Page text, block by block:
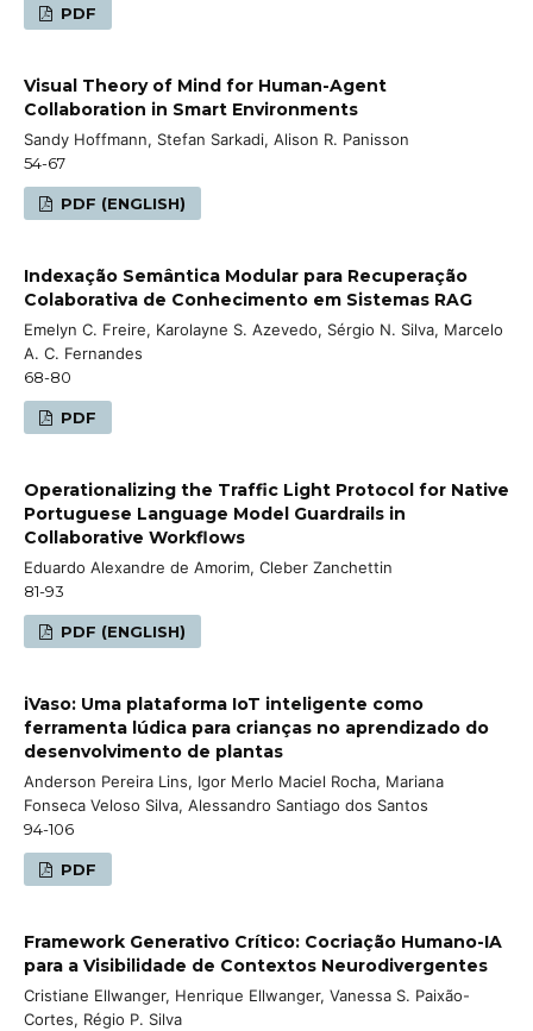
PDF
Visual Theory of Mind for Human-Agent
Collaboration in Smart Environments
Sandy Hoffmann, Stefan Sarkadi, Alison R. Panisson
54-67
PDF (ENGLISH)
Indexação Semântica Modular para Recuperação
Colaborativa de Conhecimento em Sistemas RAG
Emelyn C. Freire, Karolayne S. Azevedo, Sérgio N. Silva, Marcelo
A. C. Fernandes
68-80
PDF
Operationalizing the Traffic Light Protocol for Native
Portuguese Language Model Guardrails in
Collaborative Workflows
Eduardo Alexandre de Amorim, Cleber Zanchettin
81-93
PDF (ENGLISH)
iVaso: Uma plataforma IoT inteligente como
ferramenta lúdica para crianças no aprendizado do
desenvolvimento de plantas
Anderson Pereira Lins, Igor Merlo Maciel Rocha, Mariana
Fonseca Veloso Silva, Alessandro Santiago dos Santos
94-106
PDF
Framework Generativo Crítico: Cocriação Humano-IA
para a Visibilidade de Contextos Neurodivergentes
Cristiane Ellwanger, Henrique Ellwanger, Vanessa S. Paixão-
Cortes, Régio P. Silva